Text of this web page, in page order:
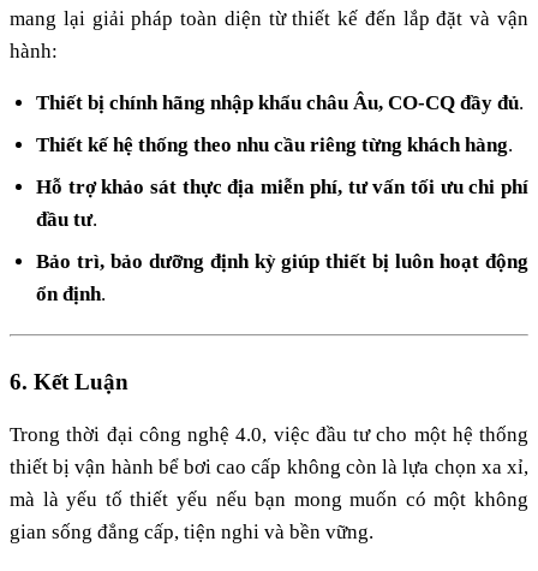
mang lại giải pháp toàn diện từ thiết kế đến lắp đặt và vận
hành:
Thiết bị chính hãng nhập khẩu châu Âu, CO-CQ đầy đủ.
Thiết kế hệ thống theo nhu cầu riêng từng khách hàng.
Hỗ trợ khảo sát thực địa miễn phí, tư vấn tối ưu chi phí
đầu tư.
Bảo trì, bảo dưỡng định kỳ giúp thiết bị luôn hoạt động
ổn định.
6. Kết Luận
Trong thời đại công nghệ 4.0, việc đầu tư cho một hệ thống
thiết bị vận hành bể bơi cao cấp không còn là lựa chọn xa xỉ,
mà là yếu tố thiết yếu nếu bạn mong muốn có một không
gian sống đẳng cấp, tiện nghi và bền vững.